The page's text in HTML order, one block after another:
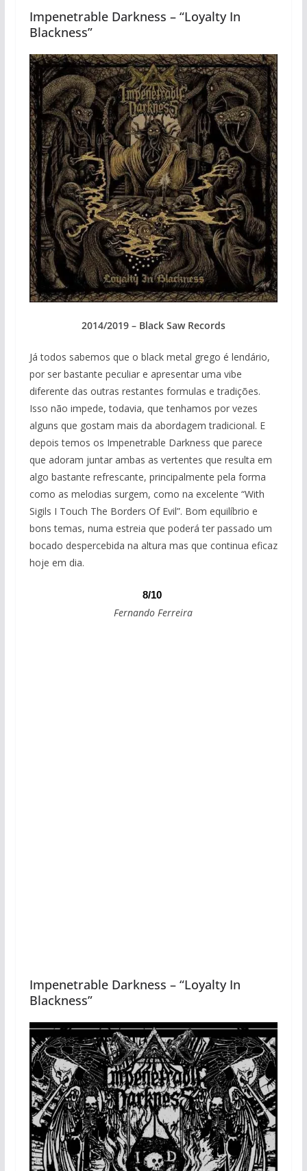
Impenetrable Darkness – “Loyalty In
Blackness”
2014/2019 – Black Saw Records
Já todos sabemos que o black metal grego é lendário,
por ser bastante peculiar e apresentar uma vibe
diferente das outras restantes formulas e tradições.
Isso não impede, todavia, que tenhamos por vezes
alguns que gostam mais da abordagem tradicional. E
depois temos os Impenetrable Darkness que parece
que adoram juntar ambas as vertentes que resulta em
algo bastante refrescante, principalmente pela forma
como as melodias surgem, como na excelente “With
Sigils I Touch The Borders Of Evil”. Bom equilíbrio e
bons temas, numa estreia que poderá ter passado um
bocado despercebida na altura mas que continua eficaz
hoje em dia.
8/10
Fernando Ferreira
Impenetrable Darkness – “Loyalty In
Blackness”